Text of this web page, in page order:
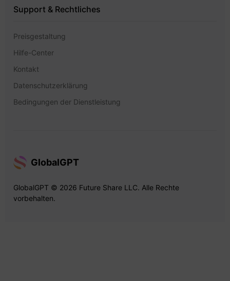
Support & Rechtliches
Preisgestaltung
Hilfe-Center
Kontakt
Datenschutzerklärung
Bedingungen der Dienstleistung
GlobalGPT
GlobalGPT © 2026 Future Share LLC. Alle Rechte
vorbehalten.